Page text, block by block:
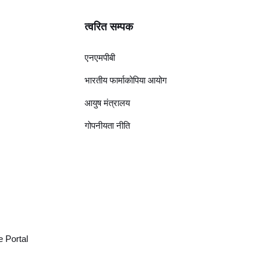
Portal
त्वरित सम्पक
एनएमपीबी
भारतीय फार्माकोपिया आयोग
आयुष मंत्रालय
गोपनीयता नीति